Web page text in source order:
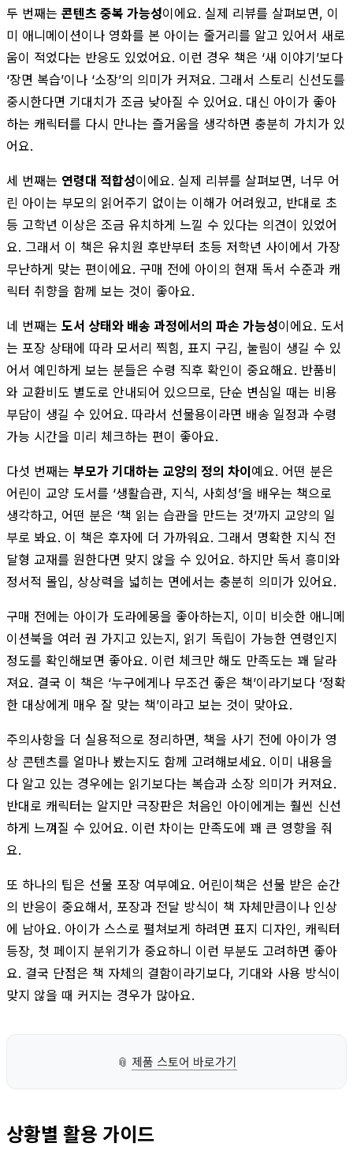
두 번째는 콘텐츠 중복 가능성이에요. 실제 리뷰를 살펴보면, 이
미 애니메이션이나 영화를 본 아이는 줄거리를 알고 있어서 새로
움이 적었다는 반응도 있었어요. 이런 경우 책은 ‘새 이야기’보다
‘장면 복습’이나 ‘소장’의 의미가 커져요. 그래서 스토리 신선도를
중시한다면 기대치가 조금 낮아질 수 있어요. 대신 아이가 좋아
하는 캐릭터를 다시 만나는 즐거움을 생각하면 충분히 가치가 있
어요.
세 번째는 연령대 적합성이에요. 실제 리뷰를 살펴보면, 너무 어
린 아이는 부모의 읽어주기 없이는 이해가 어려웠고, 반대로 초
등 고학년 이상은 조금 유치하게 느낄 수 있다는 의견이 있었어
요. 그래서 이 책은 유치원 후반부터 초등 저학년 사이에서 가장
무난하게 맞는 편이에요. 구매 전에 아이의 현재 독서 수준과 캐
릭터 취향을 함께 보는 것이 좋아요.
네 번째는 도서 상태와 배송 과정에서의 파손 가능성이에요. 도서
는 포장 상태에 따라 모서리 찍힘, 표지 구김, 눌림이 생길 수 있
어서 예민하게 보는 분들은 수령 직후 확인이 중요해요. 반품비
와 교환비도 별도로 안내되어 있으므로, 단순 변심일 때는 비용
부담이 생길 수 있어요. 따라서 선물용이라면 배송 일정과 수령
가능 시간을 미리 체크하는 편이 좋아요.
다섯 번째는 부모가 기대하는 교양의 정의 차이예요. 어떤 분은
어린이 교양 도서를 ‘생활습관, 지식, 사회성’을 배우는 책으로
생각하고, 어떤 분은 ‘책 읽는 습관을 만드는 것’까지 교양의 일
부로 봐요. 이 책은 후자에 더 가까워요. 그래서 명확한 지식 전
달형 교재를 원한다면 맞지 않을 수 있어요. 하지만 독서 흥미와
정서적 몰입, 상상력을 넓히는 면에서는 충분히 의미가 있어요.
구매 전에는 아이가 도라에몽을 좋아하는지, 이미 비슷한 애니메
이션북을 여러 권 가지고 있는지, 읽기 독립이 가능한 연령인지
정도를 확인해보면 좋아요. 이런 체크만 해도 만족도는 꽤 달라
져요. 결국 이 책은 ‘누구에게나 무조건 좋은 책’이라기보다 ‘정확
한 대상에게 매우 잘 맞는 책’이라고 보는 것이 맞아요.
주의사항을 더 실용적으로 정리하면, 책을 사기 전에 아이가 영
상 콘텐츠를 얼마나 봤는지도 함께 고려해보세요. 이미 내용을
다 알고 있는 경우에는 읽기보다는 복습과 소장 의미가 커져요.
반대로 캐릭터는 알지만 극장판은 처음인 아이에게는 훨씬 신선
하게 느껴질 수 있어요. 이런 차이는 만족도에 꽤 큰 영향을 줘
요.
또 하나의 팁은 선물 포장 여부예요. 어린이책은 선물 받은 순간
의 반응이 중요해서, 포장과 전달 방식이 책 자체만큼이나 인상
에 남아요. 아이가 스스로 펼쳐보게 하려면 표지 디자인, 캐릭터
등장, 첫 페이지 분위기가 중요하니 이런 부분도 고려하면 좋아
요. 결국 단점은 책 자체의 결함이라기보다, 기대와 사용 방식이
맞지 않을 때 커지는 경우가 많아요.
📎 제품 스토어 바로가기
상황별 활용 가이드